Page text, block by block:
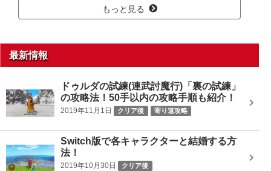
もっと見る
最新情報
ドゥルダの試練(連武討魔行)「裏の試練」
の攻略法！50手以内の攻略手順も紹介！
2019年11月1日 クリア後 寄り道攻略
Switch版で各キャラクターと結婚する方
法！
2019年10月30日 クリア後